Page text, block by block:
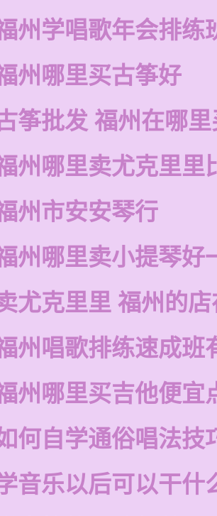
州学唱歌年会排练
州哪里买古筝好
筝批发 福州在哪
州哪里卖尤克里里
州市安安琴行
州哪里卖小提琴好
尤克里里 福州的
州唱歌排练速成班
州哪里买吉他便宜
何自学通俗唱法技
音乐以后可以干什